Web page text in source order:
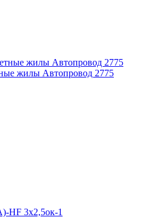
жилы Автопровод 2775